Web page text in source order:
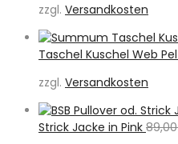
war:
189,95 €
zzgl. Versandkosten
Taschel Kuschel Web
zzgl. Versandkosten
Strick Jacke in Pink